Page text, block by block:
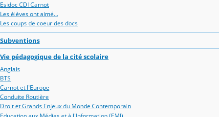
Esidoc CDI Carnot
Les élèves ont aimé...
Les coups de coeur des docs
Subventions
Vie pédagogique de la cité scolaire
Anglais
BTS
Carnot et l'Europe
Conduite Routière
Droit et Grands Enjeux du Monde Contemporain